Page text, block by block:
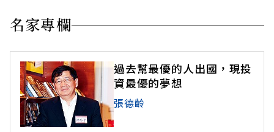
名家專欄
過去幫最優的人出國，現投
資最優的夢想
張德齡